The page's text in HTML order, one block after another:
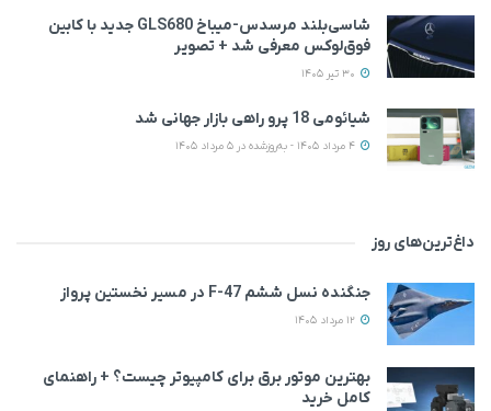
شاسی‌بلند مرسدس‌-میباخ GLS680 جدید با کابین
فوق‌لوکس معرفی شد + تصویر
شیائومی 18 پرو راهی بازار جهانی شد
داغ‌ترین‌های روز
جنگنده نسل ششم F-47 در مسیر نخستین پرواز
بهترین موتور برق برای کامپیوتر چیست؟ + راهنمای
کامل خرید